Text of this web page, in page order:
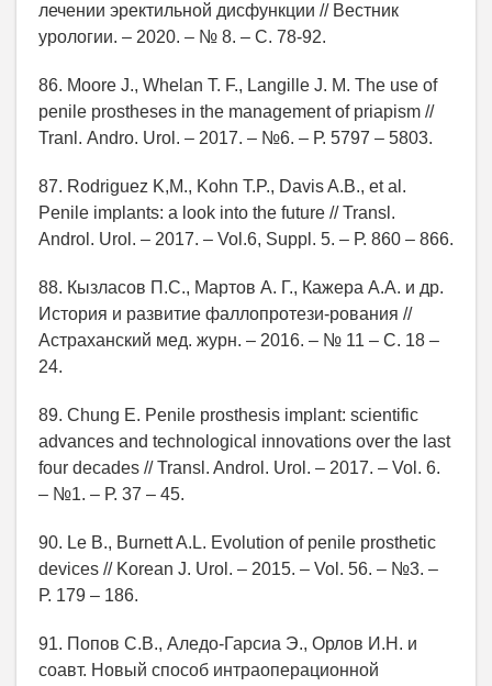
лечении эректильной дисфункции // Вестник
урологии. – 2020. – № 8. – С. 78-92.
86. Moore J., Whelan T. F., Langille J. M. The use of
penile prostheses in the management of priapism //
Tranl. Аndro. Urol. – 2017. – №6. – Р. 5797 – 5803.
87. Rodriguez K,M., Kohn T.P., Davis A.B., et al.
Penile implants: a look into the future // Transl.
Androl. Urol. – 2017. – Vol.6, Suppl. 5. – Р. 860 – 866.
88. Кызласов П.С., Мартов А. Г., Кажера А.А. и др.
История и развитие фаллопротези-рования //
Астраханский мед. журн. – 2016. – № 11 – С. 18 –
24.
89. Chung E. Penile prosthesis implant: scientific
advances and technological innovations over the last
four decades // Transl. Androl. Urol. – 2017. – Vol. 6.
– №1. – Р. 37 – 45.
90. Le B., Burnett A.L. Evolution of penile prosthetic
devices // Korean J. Urol. – 2015. – Vol. 56. – №3. –
Р. 179 – 186.
91. Попов С.В., Аледо-Гарсиа Э., Орлов И.Н. и
соавт. Новый способ интраоперационной